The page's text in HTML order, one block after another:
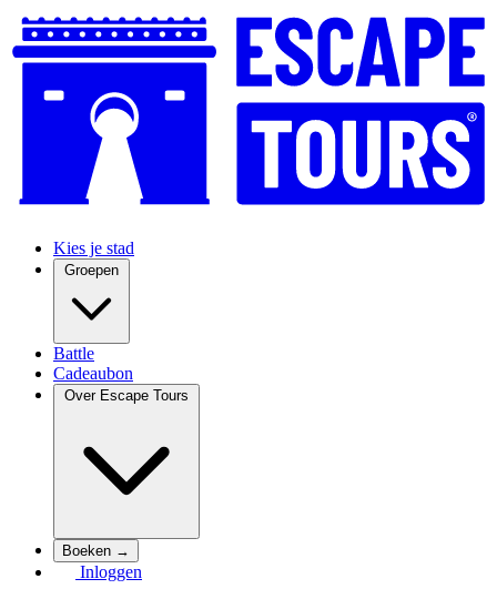
Kies je stad
Groepen
Battle
Cadeaubon
Over Escape Tours
Boeken →
Inloggen